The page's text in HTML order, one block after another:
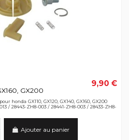
GX200
9,90 €
honda GX110, GX120, GX140, GX160, GX200
/ 28443-ZH8-003 / 28441-ZH8-003 / 28433-ZH8-
Ajouter au panier